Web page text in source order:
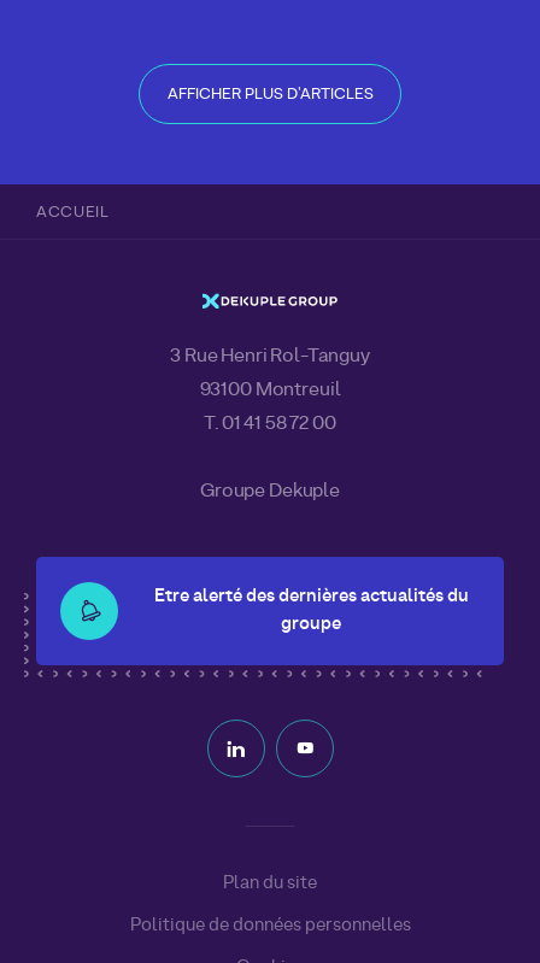
AFFICHER PLUS D'ARTICLES
ACCUEIL
3 Rue Henri Rol-Tanguy
93100 Montreuil
T. 01 41 58 72 00
Groupe Dekuple
Etre alerté des dernières actualités du
groupe
Plan du site
Politique de données personnelles